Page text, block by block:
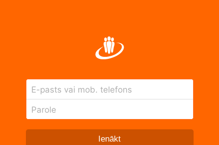
E-pasts vai mob. telefons
Parole
Ienākt